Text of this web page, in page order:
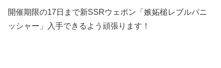
開催期限の17日まで新SSRウェポン「嫉妬槌レブルパニ
ッシャー」入手できるよう頑張ります！